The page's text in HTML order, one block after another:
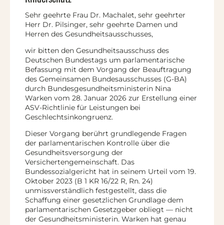
Sehr geehrte Frau Dr. Machalet, sehr geehrter
Herr Dr. Pilsinger, sehr geehrte Damen und
Herren des Gesundheitsausschusses,
wir bitten den Gesundheitsausschuss des
Deutschen Bundestags um parlamentarische
Befassung mit dem Vorgang der Beauftragung
des Gemeinsamen Bundesausschusses (G-BA)
durch Bundesgesundheitsministerin Nina
Warken vom 28. Januar 2026 zur Erstellung einer
ASV-Richtlinie für Leistungen bei
Geschlechtsinkongruenz.
Dieser Vorgang berührt grundlegende Fragen
der parlamentarischen Kontrolle über die
Gesundheitsversorgung der
Versichertengemeinschaft. Das
Bundessozialgericht hat in seinem Urteil vom 19.
Oktober 2023 (B 1 KR 16/22 R, Rn. 24)
unmissverständlich festgestellt, dass die
Schaffung einer gesetzlichen Grundlage dem
parlamentarischen Gesetzgeber obliegt — nicht
der Gesundheitsministerin. Warken hat genau